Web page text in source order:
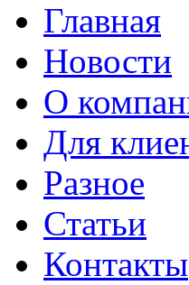
Главная
Новости
О
Для
Разное
Статьи
Контакты